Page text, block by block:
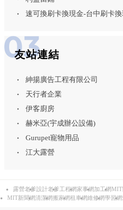
速可換刷卡換現金-台中刷卡
友站連結
紳揚廣告工程有限公司
天行者企業
伊客廚房
赫米亞(宇成辦公設備)
Gurupet寵物用品
江大露營
露營老爹設計老爹工程網家事網 加工網
MIT新聞網清潔網搬家網租車網維修網學習網